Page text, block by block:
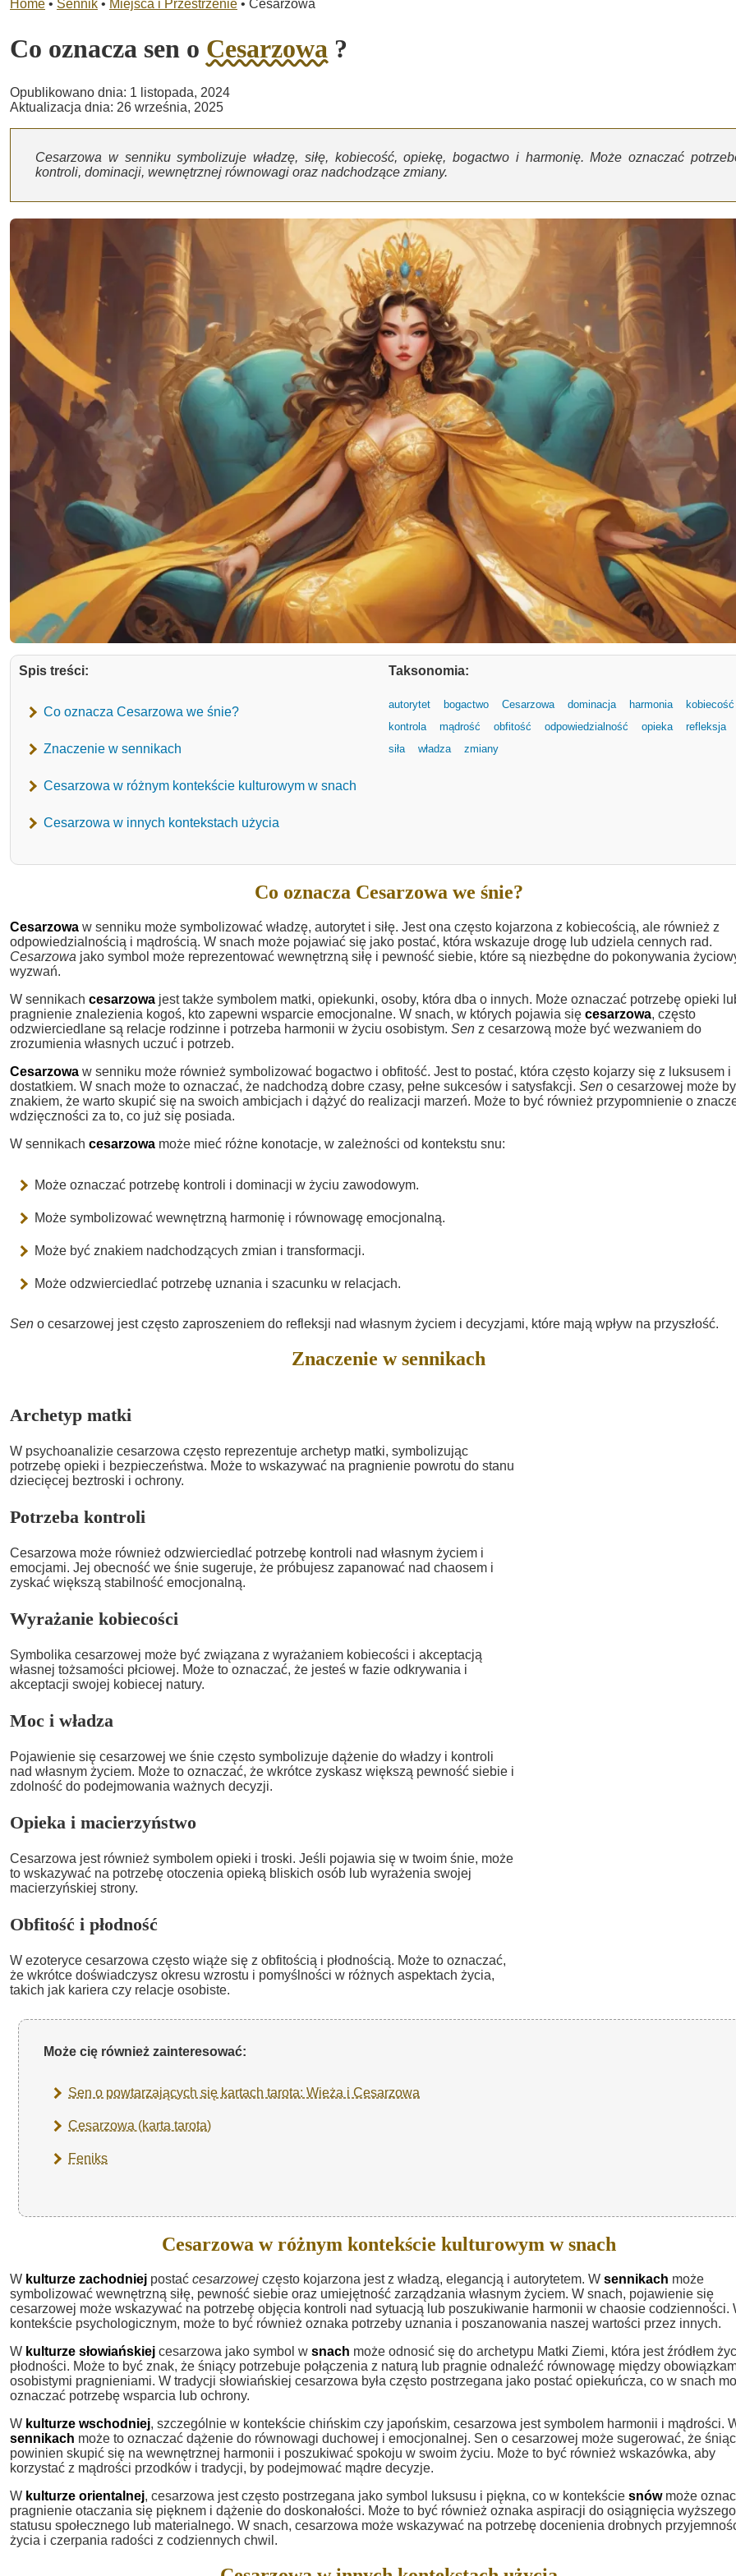
Home • Sennik • Miejsca i Przestrzenie • Cesarzowa
Co oznacza sen o Cesarzowa ?
Opublikowano dnia: 1 listopada, 2024
Aktualizacja dnia: 26 września, 2025
Cesarzowa w senniku symbolizuje władzę, siłę, kobiecość, opiekę, bogactwo i harmonię. Może oznaczać
kontroli, dominacji, wewnętrznej równowagi oraz nadchodzące zmiany.
Spis treści:
Co oznacza Cesarzowa we śnie?
Znaczenie w sennikach
Cesarzowa w różnym kontekście kulturowym w snach
Cesarzowa w innych kontekstach użycia
Taksonomia:
autorytet bogactwo Cesarzowa dominacja harmonia
kobiecość
kontrola
mądrość obfitość odpowiedzialność opieka
refleksja
siła
władza zmiany
Co oznacza Cesarzowa we śnie?
Cesarzowa w senniku może symbolizować władzę, autorytet i siłę. Jest ona często kojarzona z kobiecością, ale również z
odpowiedzialnością i mądrością. W snach może pojawiać się jako postać, która wskazuje drogę lub udziela cennych rad.
Cesarzowa jako symbol może reprezentować wewnętrzną siłę i pewność siebie, które są niezbędne do pokonywania
wyzwań.
W sennikach cesarzowa jest także symbolem matki, opiekunki, osoby, która dba o innych. Może oznaczać potrzebę opieki
pragnienie znalezienia kogoś, kto zapewni wsparcie emocjonalne. W snach, w których pojawia się cesarzowa, często
odzwierciedlane są relacje rodzinne i potrzeba harmonii w życiu osobistym. Sen z cesarzową może być wezwaniem do
zrozumienia własnych uczuć i potrzeb.
Cesarzowa w senniku może również symbolizować bogactwo i obfitość. Jest to postać, która często kojarzy się z luksusem i
dostatkiem. W snach może to oznaczać, że nadchodzą dobre czasy, pełne sukcesów i satysfakcji. Sen o cesarzowej może
znakiem, że warto skupić się na swoich ambicjach i dążyć do realizacji marzeń. Może to być również przypomnienie o
wdzięczności za to, co już się posiada.
W sennikach cesarzowa może mieć różne konotacje, w zależności od kontekstu snu:
Może oznaczać potrzebę kontroli i dominacji w życiu zawodowym.
Może symbolizować wewnętrzną harmonię i równowagę emocjonalną.
Może być znakiem nadchodzących zmian i transformacji.
Może odzwierciedlać potrzebę uznania i szacunku w relacjach.
Sen o cesarzowej jest często zaproszeniem do refleksji nad własnym życiem i decyzjami, które mają wpływ na przyszłość.
Znaczenie w sennikach
Archetyp matki
W psychoanalizie cesarzowa często reprezentuje archetyp matki, symbolizując
potrzebę opieki i bezpieczeństwa. Może to wskazywać na pragnienie powrotu do stanu
dziecięcej beztroski i ochrony.
Potrzeba kontroli
Cesarzowa może również odzwierciedlać potrzebę kontroli nad własnym życiem i
emocjami. Jej obecność we śnie sugeruje, że próbujesz zapanować nad chaosem i
zyskać większą stabilność emocjonalną.
Wyrażanie kobiecości
Symbolika cesarzowej może być związana z wyrażaniem kobiecości i akceptacją
własnej tożsamości płciowej. Może to oznaczać, że jesteś w fazie odkrywania i
akceptacji swojej kobiecej natury.
Moc i władza
Pojawienie się cesarzowej we śnie często symbolizuje dążenie do władzy i kontroli
nad własnym życiem. Może to oznaczać, że wkrótce zyskasz większą pewność siebie i
zdolność do podejmowania ważnych decyzji.
Opieka i macierzyństwo
Cesarzowa jest również symbolem opieki i troski. Jeśli pojawia się w twoim śnie, może
to wskazywać na potrzebę otoczenia opieką bliskich osób lub wyrażenia swojej
macierzyńskiej strony.
Obfitość i płodność
W ezoteryce cesarzowa często wiąże się z obfitością i płodnością. Może to oznaczać,
że wkrótce doświadczysz okresu wzrostu i pomyślności w różnych aspektach życia,
takich jak kariera czy relacje osobiste.
Może cię również zainteresować:
Sen o powtarzających się kartach tarota: Wieża i Cesarzowa
Cesarzowa (karta tarota)
Feniks
Cesarzowa w różnym kontekście kulturowym w snach
W kulturze zachodniej postać cesarzowej często kojarzona jest z władzą, elegancją i autorytetem. W sennikach może
symbolizować wewnętrzną siłę, pewność siebie oraz umiejętność zarządzania własnym życiem. W snach, pojawienie się
cesarzowej może wskazywać na potrzebę objęcia kontroli nad sytuacją lub poszukiwanie harmonii w chaosie codzienności.
kontekście psychologicznym, może to być również oznaka potrzeby uznania i poszanowania naszej wartości przez innych.
W kulturze słowiańskiej cesarzowa jako symbol w snach może odnosić się do archetypu Matki Ziemi, która jest źródłem
płodności. Może to być znak, że śniący potrzebuje połączenia z naturą lub pragnie odnaleźć równowagę między
osobistymi pragnieniami. W tradycji słowiańskiej cesarzowa była często postrzegana jako postać opiekuńcza, co w snach
oznaczać potrzebę wsparcia lub ochrony.
W kulturze wschodniej, szczególnie w kontekście chińskim czy japońskim, cesarzowa jest symbolem harmonii i mądrości.
sennikach może to oznaczać dążenie do równowagi duchowej i emocjonalnej. Sen o cesarzowej może sugerować, że
powinien skupić się na wewnętrznej harmonii i poszukiwać spokoju w swoim życiu. Może to być również wskazówka, aby
korzystać z mądrości przodków i tradycji, by podejmować mądre decyzje.
W kulturze orientalnej, cesarzowa jest często postrzegana jako symbol luksusu i piękna, co w kontekście snówmoże
pragnienie otaczania się pięknem i dążenie do doskonałości. Może to być również oznaka aspiracji do osiągnięcia wyższego
statusu społecznego lub materialnego. W snach, cesarzowa może wskazywać na potrzebę docenienia drobnych
życia i czerpania radości z codziennych chwil.